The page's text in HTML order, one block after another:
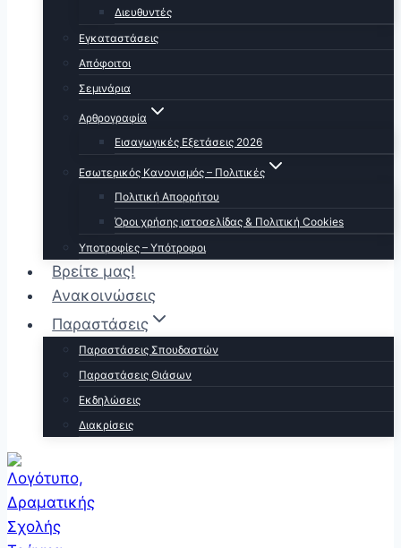
Διευθυντές
Εγκαταστάσεις
Απόφοιτοι
Σεμινάρια
Αρθρογραφία
Εισαγωγικές Εξετάσεις 2026
Εσωτερικός Κανονισμός – Πολιτικές
Πολιτική Απορρήτου
Όροι χρήσης ιστοσελίδας & Πολιτική Cookies
Υποτροφίες – Υπότροφοι
Βρείτε μας!
Ανακοινώσεις
Παραστάσεις
Παραστάσεις Σπουδαστών
Παραστάσεις Θιάσων
Εκδηλώσεις
Διακρίσεις